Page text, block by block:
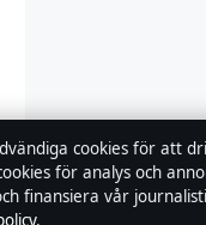
cookies för att
för analys och
finansiera vår
.